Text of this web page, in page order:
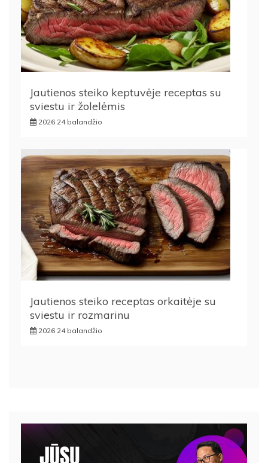
Jautienos steiko keptuvėje receptas su
sviestu ir žolelėmis
2026 24 balandžio
Jautienos steiko receptas orkaitėje su
sviestu ir rozmarinu
2026 24 balandžio